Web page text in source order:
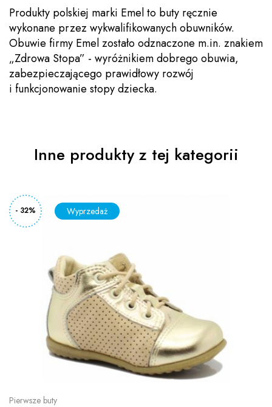
Produkty polskiej marki Emel to buty ręcznie
wykonane przez wykwalifikowanych obuwników.
Obuwie firmy Emel zostało odznaczone m.in. znakiem
„Zdrowa Stopa” - wyróżnikiem dobrego obuwia,
zabezpieczającego prawidłowy rozwój
i funkcjonowanie stopy dziecka.
Inne produkty z tej kategorii
- 32%
Pierwsze buty